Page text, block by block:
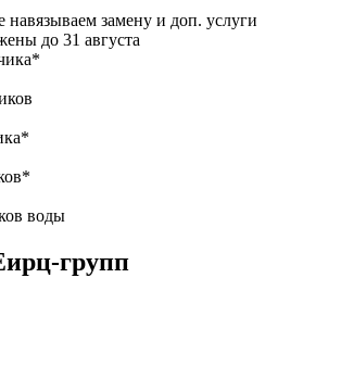
замену и доп. услуги
до 31 августа
групп